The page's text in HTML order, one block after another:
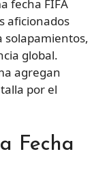
fecha FIFA
aficionados
solapamientos,
global.
agregan
por el
Fecha